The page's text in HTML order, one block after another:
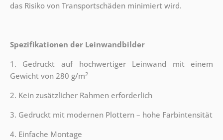
das Risiko von Transportschäden minimiert wird.
Spezifikationen der Leinwandbilder
1. Gedruckt auf hochwertiger Leinwand mit einem
Gewicht von 280 g/m2
2. Kein zusätzlicher Rahmen erforderlich
3. Gedruckt mit modernen Plottern – hohe Farbintensität
4. Einfache Montage